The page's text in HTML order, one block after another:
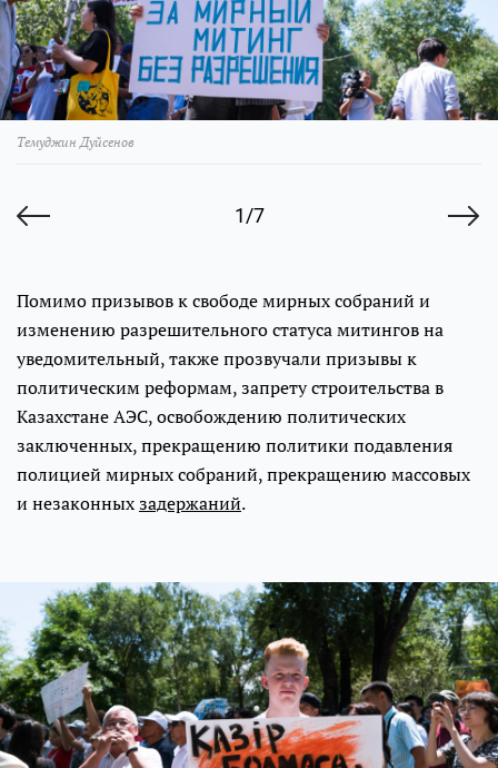
1/7
Темуджин Дуйсенов
Помимо призывов к свободе мирных собраний и
изменению разрешительного статуса митингов на
уведомительный, также прозвучали призывы к
политическим реформам, запрету строительства в
Казахстане АЭС, освобождению политических
заключенных, прекращению политики подавления
полицией мирных собраний, прекращению массовых
и незаконныхзадержаний.